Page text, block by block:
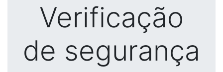
Verificação
de segurança